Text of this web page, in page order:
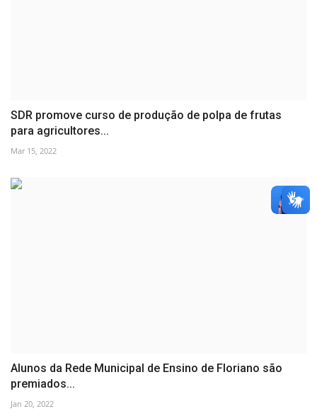
SDR promove curso de produção de polpa de frutas
para agricultores...
Mar 15, 2022
Alunos da Rede Municipal de Ensino de Floriano são
premiados...
Jan 20, 2022